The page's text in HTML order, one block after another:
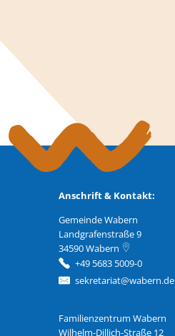
Anschrift & Kontakt:
Gemeinde Wabern
Landgrafenstraße 9
34590Wabern
+49 5683 5009-0
sekretariat@wabern.de
Familienzentrum Wabern
Wilhelm-Dillich-Straße 12